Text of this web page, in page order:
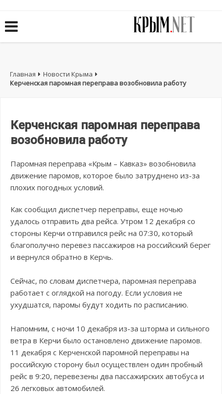
Главная
Новости Крыма
Керченская паромная переправа возобновила работу
Керченская паромная переправа
возобновила работу
Паромная переправа «Крым – Кавказ» возобновила
движение паромов, которое было затруднено из-за
плохих погодных условий.
Как сообщил диспетчер переправы, еще ночью
удалось отправить два рейса. Утром 12 декабря со
стороны Керчи отправился рейс на 07:30, который
благополучно перевез пассажиров на российский берег
и вернулся обратно в Керчь.
Сейчас, по словам диспетчера, паромная переправа
работает с оглядкой на погоду. Если условия не
ухудшатся, паромы будут ходить по расписанию.
Напомним, с ночи 10 декабря из-за шторма и сильного
ветра в Керчи было остановлено движение паромов.
11 декабря с Керченской паромной переправы на
российскую сторону был осуществлен один пробный
рейс в 9:20, перевезены два пассажирских автобуса и
26 легковых автомобилей.